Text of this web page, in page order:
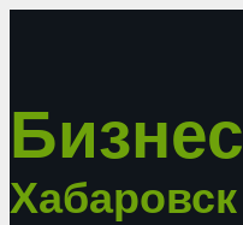
Бизнес
Хабаровск